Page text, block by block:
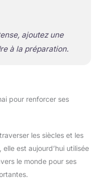
ajoutez une
à la préparation.
pour renforcer ses
les siècles et les
est aujourd’hui utilisée
le monde pour ses